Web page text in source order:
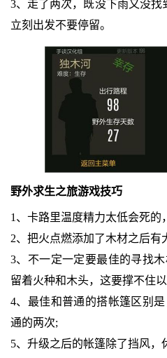
3、走了两次，既没下雨又没找
立刻出发不要停留。
野外求生之旅游戏技巧
1、卡路里温度精力太低会死的
2、把火点燃添加了木材之后有
3、不一定一定要最佳的寻找
留着火种和木头，这要撑不住
4、最佳和普通的搭帐篷区别
通的两次;
5、升级之后的帐篷除了挡风，